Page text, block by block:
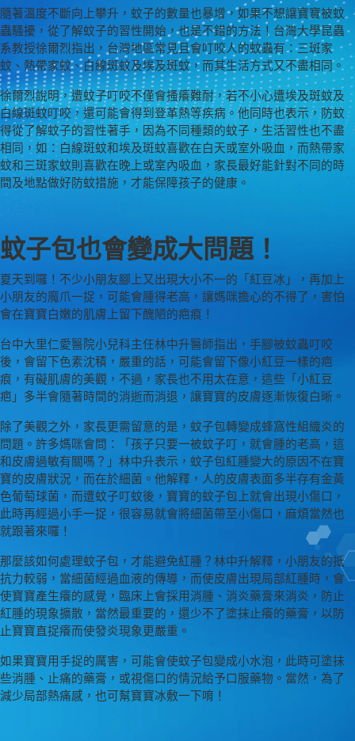
隨著溫度不斷向上攀升，蚊子的數量也暴增，如果不想讓寶寶被蚊
蟲騷擾，從了解蚊子的習性開始，也是不錯的方法！台灣大學昆蟲
系教授徐爾烈指出，台灣地區常見且會叮咬人的蚊蟲有：三斑家
蚊、熱帶家蚊、白線斑蚊及埃及斑蚊，而其生活方式又不盡相同。
徐爾烈說明，遭蚊子叮咬不僅會搔癢難耐，若不小心遭埃及斑蚊及
白線斑蚊叮咬，還可能會得到登革熱等疾病。他同時也表示，防蚊
得從了解蚊子的習性著手，因為不同種類的蚊子，生活習性也不盡
相同，如：白線斑蚊和埃及斑蚊喜歡在白天或室外吸血，而熱帶家
蚊和三斑家蚊則喜歡在晚上或室內吸血，家長最好能針對不同的時
間及地點做好防蚊措施，才能保障孩子的健康。
蚊子包也會變成大問題！
夏天到囉！不少小朋友腳上又出現大小不一的「紅豆冰」，再加上
小朋友的魔爪一捉，可能會腫得老高，讓媽咪擔心的不得了，害怕
會在寶寶白嫩的肌膚上留下醜陋的疤痕！
台中大里仁愛醫院小兒科主任林中升醫師指出，手腳被蚊蟲叮咬
後，會留下色素沈積，嚴重的話，可能會留下像小紅豆一樣的疤
痕，有礙肌膚的美觀，不過，家長也不用太在意，這些「小紅豆
疤」多半會隨著時間的消逝而消退，讓寶寶的皮膚逐漸恢復白晰。
除了美觀之外，家長更需留意的是，蚊子包轉變成蜂窩性組織炎的
問題。許多媽咪會問：「孩子只要一被蚊子叮，就會腫的老高，這
和皮膚過敏有關嗎？」林中升表示，蚊子包紅腫變大的原因不在寶
寶的皮膚狀況，而在於細菌。他解釋，人的皮膚表面多半存有金黃
色葡萄球菌，而遭蚊子叮蚊後，寶寶的蚊子包上就會出現小傷口，
此時再經過小手一捉，很容易就會將細菌帶至小傷口，麻煩當然也
就跟著來囉！
那麼該如何處理蚊子包，才能避免紅腫？林中升解釋，小朋友的抵
抗力較弱，當細菌經過血液的傳導，而使皮膚出現局部紅腫時，會
使寶寶產生癢的感覺，臨床上會採用消腫、消炎藥膏來消炎，防止
紅腫的現象擴散，當然最重要的，還少不了塗抹止癢的藥膏，以防
止寶寶直捉癢而使發炎現象更嚴重。
如果寶寶用手捉的厲害，可能會使蚊子包變成小水泡，此時可塗抹
些消腫、止痛的藥膏，或視傷口的情況給予口服藥物。當然，為了
減少局部熱痛感，也可幫寶寶冰敷一下唷！